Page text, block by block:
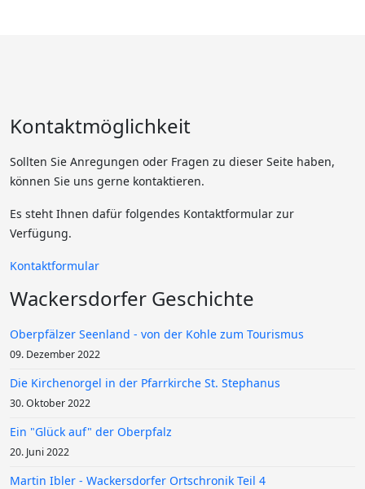
Kontaktmöglichkeit
Sollten Sie Anregungen oder Fragen zu dieser Seite haben,
können Sie uns gerne kontaktieren.
Es steht Ihnen dafür folgendes Kontaktformular zur
Verfügung.
Kontaktformular
Wackersdorfer Geschichte
Oberpfälzer Seenland - von der Kohle zum Tourismus
09. Dezember 2022
Die Kirchenorgel in der Pfarrkirche St. Stephanus
30. Oktober 2022
Ein "Glück auf" der Oberpfalz
20. Juni 2022
Martin Ibler - Wackersdorfer Ortschronik Teil 4